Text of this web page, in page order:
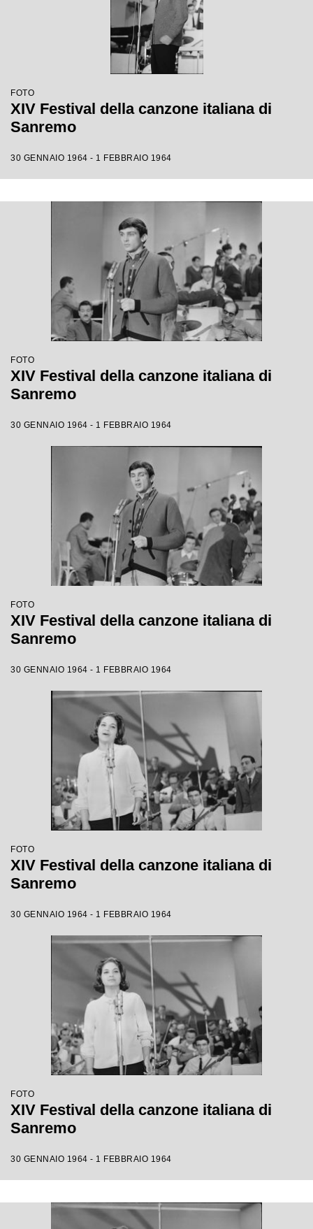
FOTO
XIV Festival della canzone italiana di
Sanremo
30 GENNAIO 1964 - 1 FEBBRAIO 1964
FOTO
XIV Festival della canzone italiana di
Sanremo
30 GENNAIO 1964 - 1 FEBBRAIO 1964
FOTO
XIV Festival della canzone italiana di
Sanremo
30 GENNAIO 1964 - 1 FEBBRAIO 1964
FOTO
XIV Festival della canzone italiana di
Sanremo
30 GENNAIO 1964 - 1 FEBBRAIO 1964
FOTO
XIV Festival della canzone italiana di
Sanremo
30 GENNAIO 1964 - 1 FEBBRAIO 1964